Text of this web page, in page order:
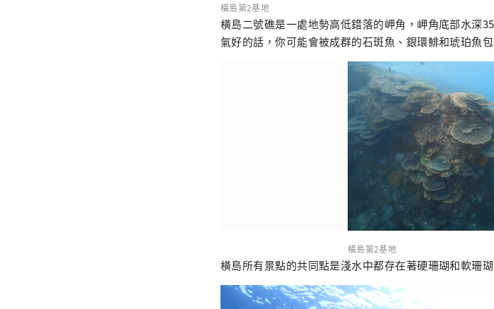
橫島第2基地
橫島二號礁是一處地勢高低錯落的岬角，岬角底部水深
氣好的話，你可能會被成群的石斑魚、銀環鯡和琥珀魚包
橫島第2基地
橫島所有景點的共同點是淺水中都存在著硬珊瑚和軟珊瑚